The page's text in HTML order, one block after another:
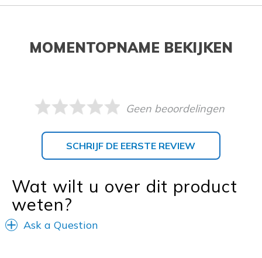
MOMENTOPNAME BEKIJKEN
Geen beoordelingen
SCHRIJF DE EERSTE REVIEW
Wat wilt u over dit product
weten?
Ask a Question